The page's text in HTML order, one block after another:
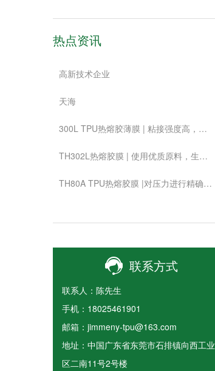
热点资讯
高新技术企业
天海
300L TPU热熔胶薄膜 | 粘接强度高，材料流动性好
TH302L热熔胶膜 | 使用优质原料，生产工艺成熟，产品各方面性能稳定
TH80A TPU热熔胶膜 |对压力进行精确控制，有效减少被压物料表面打皱、变形等问题
联系方式
联系人：陈先生
手机：18025461901
邮箱：jimmeny-tpu@163.com
地址：中国广东省东莞市石排镇向西工业
区二南11号2号楼